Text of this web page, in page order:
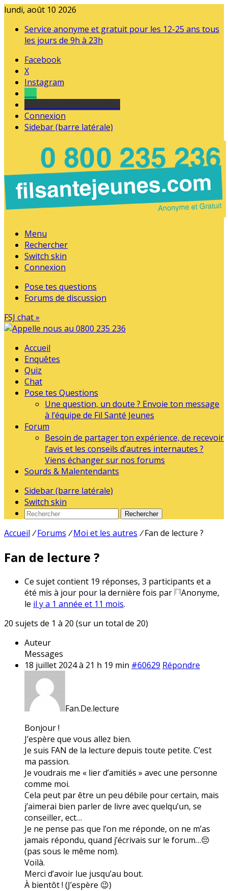
lundi, août 10 2026
Service anonyme et gratuit pour les 12-25 ans tous
les jours de 9h à 23h
Facebook
X
Instagram
Connexion
Sidebar (barre latérale)
Menu
Rechercher
Switch skin
Connexion
Pose tes questions
Forums de discussion
FSJ chat »
Accueil
Enquêtes
Quiz
Chat
Pose tes Questions
Une question, un doute ? Envoie ton message
à l’équipe de Fil Santé Jeunes
Forum
Besoin de partager ton expérience, de recevoir
l’avis et les conseils d’autres internautes ?
Viens échanger sur nos forums
Sourds & Malentendants
Sidebar (barre latérale)
Switch skin
Rechercher
Accueil / Forums / Moi et les autres / Fan de lecture ?
Fan de lecture ?
Ce sujet contient 19 réponses, 3 participants et a
été mis à jour pour la dernière fois par
Anonyme,
le il y a 1 année et 11 mois.
20 sujets de 1 à 20 (sur un total de 20)
Auteur
Messages
18 juillet 2024 à 21 h 19 min #60629 Répondre
Fan.De.lecture
Bonjour !
J’espère que vous allez bien.
Je suis FAN de la lecture depuis toute petite. C’est
ma passion.
Je voudrais me « lier d’amitiés » avec une personne
comme moi.
Cela peut par être un peu débile pour certain, mais
j’aimerai bien parler de livre avec quelqu’un, se
conseiller, ect…
Je ne pense pas que l’on me réponde, on ne m’as
jamais répondu, quand j’écrivais sur le forum…😔
(pas sous le même nom).
Voilà.
Merci d’avoir lue jusqu’au bout.
À bientôt ! (J’espère 😉)